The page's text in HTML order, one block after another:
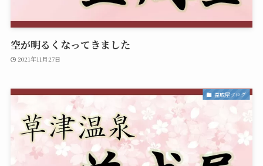
空が明るくなってきました
2021年11月27日
益成屋ブログ